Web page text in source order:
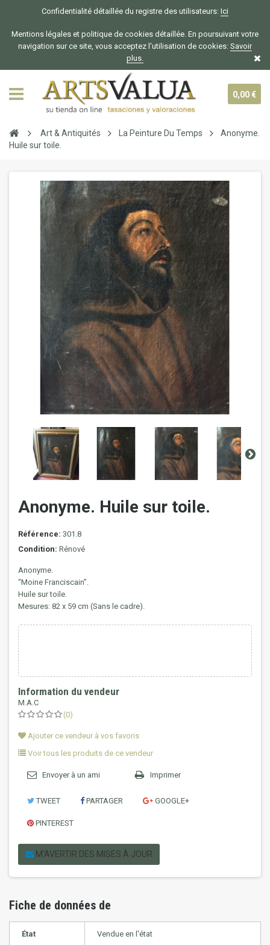
Confidentialité détaillée du registre des utilisateurs: Ici
Mentions légales et politique de cookies détaillée. En poursuivant votre
navigation sur ce site, vous acceptez l'utilisation de cookies: Savoir
plus.
0,00 €
Art & Antiquités La Peinture Du Temps
Anonyme.
Huile sur toile.
Anonyme. Huile sur toile.
Référence: 301.8
Condition: Rénové
Anonyme.
“Moine Franciscain”.
Huile sur toile.
Mesures: 82 x 59 cm (Sans le cadre).
Information du vendeur
M.A.C
(0)
Ajouter ce vendeur à vos favoris
Voir tous les produits de ce vendeur
Envoyer à un ami Imprimer
TWEET PARTAGER GOOGLE+
PINTEREST
M'AVERTIR DES MISES À JOUR
Fiche de données de
État Vendue en l'état